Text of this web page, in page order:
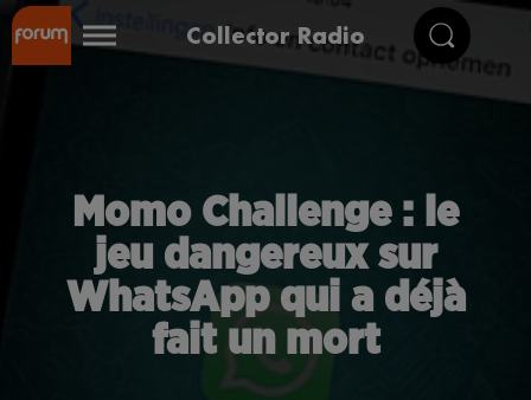
Collector Radio
Momo Challenge : le
jeu dangereux sur
WhatsApp qui a déjà
fait un mort